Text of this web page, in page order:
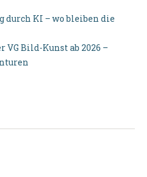
durch KI – wo bleiben die
VG Bild-Kunst ab 2026 –